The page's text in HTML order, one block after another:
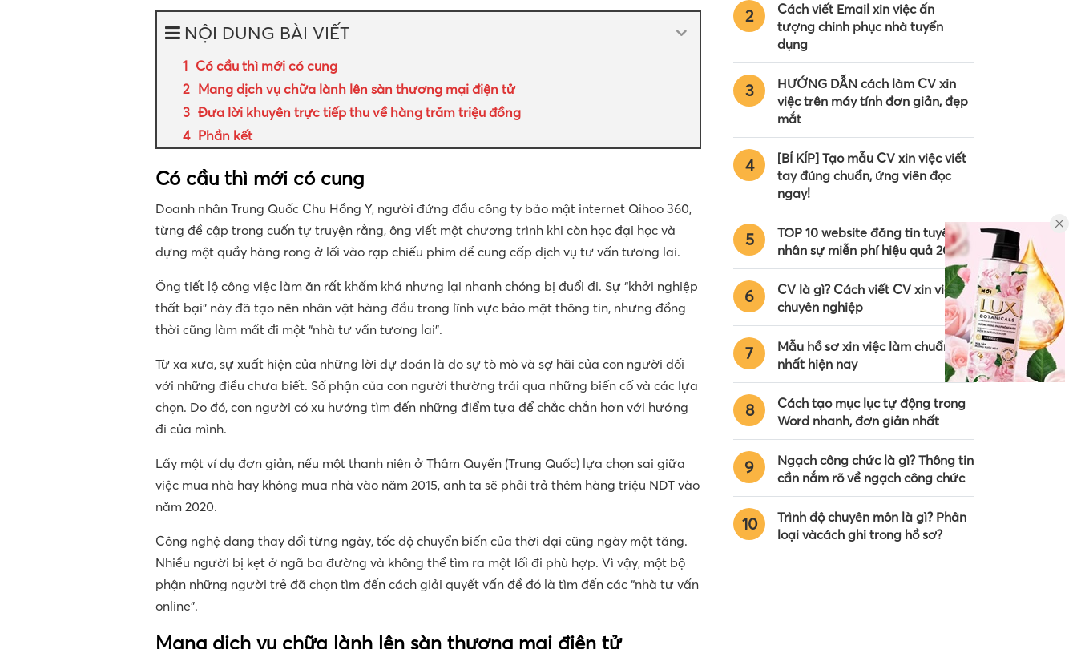
NỘI DUNG BÀI VIẾT
Có cầu thì mới có cung
Mang dịch vụ chữa lành lên sàn thương mại điện tử
Đưa lời khuyên trực tiếp thu về hàng trăm triệu đồng
Phần kết
Có cầu thì mới có cung
Doanh nhân Trung Quốc Chu Hồng Y, người đứng đầu công ty bảo mật internet Qihoo 360,
từng đề cập trong cuốn tự truyện rằng, ông viết một chương trình khi còn học đại học và
dựng một quầy hàng rong ở lối vào rạp chiếu phim dể cung cấp dịch vụ tư vấn tương lai.
Ông tiết lộ công việc làm ăn rất khấm khá nhưng lại nhanh chóng bị đuổi đi. Sự “khởi nghiệp
thất bại” này đã tạo nên nhân vật hàng đầu trong lĩnh vực bảo mật thông tin, nhưng đồng
thời cũng làm mất đi một “nhà tư vấn tương lai”.
Từ xa xưa, sự xuất hiện của những lời dự đoán là do sự tò mò và sợ hãi của con người đối
với những điều chưa biết. Số phận của con người thường trải qua những biến cố và các lựa
chọn. Do đó, con người có xu hướng tìm đến những điểm tựa để chắc chắn hơn với hướng
đi của mình.
Lấy một ví dụ đơn giản, nếu một thanh niên ở Thâm Quyến (Trung Quốc) lựa chọn sai giữa
việc mua nhà hay không mua nhà vào năm 2015, anh ta sẽ phải trả thêm hàng triệu NDT vào
năm 2020.
Công nghệ đang thay đổi từng ngày, tốc độ chuyển biến của thời đại cũng ngày một tăng.
Nhiều người bị kẹt ở ngã ba đường và không thể tìm ra một lối đi phù hợp. Vì vậy, một bộ
phận những người trẻ đã chọn tìm đến cách giải quyết vấn đề đó là tìm đến các “nhà tư vấn
online”.
Mang dịch vụ chữa lành lên sàn thương mại điện tử
2
Cách viết Email xin việc ấn
tượng chinh phục nhà tuyển
dụng
3
HƯỚNG DẪN cách làm CV xin
việc trên máy tính đơn giản, đẹp
mắt
4
[BÍ KÍP] Tạo mẫu CV xin việc viết
tay đúng chuẩn, ứng viên đọc
ngay!
5
TOP 10 website đăng tin tuyển
nhân sự miễn phí hiệu quả 2024
6
CV là gì? Cách viết CV xin việc
chuyên nghiệp
7
Mẫu hồ sơ xin việc làm chuẩn
nhất hiện nay
8
Cách tạo mục lục tự động trong
Word nhanh, đơn giản nhất
9
Ngạch công chức là gì? Thông tin
cần nắm rõ về ngạch công chức
10
Trình độ chuyên môn là gì? Phân
loại vàcách ghi trong hồ sơ?